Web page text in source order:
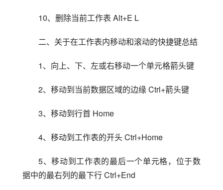
10、删除当前工作表 Alt+E L
二、关于在工作表内移动和滚动的快捷键总结
1、向上、下、左或右移动一个单元格箭头键
2、移动到当前数据区域的边缘 Ctrl+箭头键
3、移动到行首 Home
4、移动到工作表的开头 Ctrl+Home
5、移动到工作表的最后一个单元格，位于数
据中的最右列的最下行 Ctrl+End